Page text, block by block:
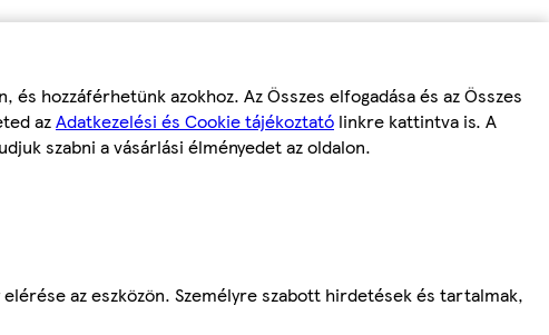
hozzáférhetünk azokhoz. Az Összes elfogadása és az Összes
azAdatkezelési és Cookie tájékoztató linkre kattintva is. A
szabni a vásárlási élményedet az oldalon.
az eszközön. Személyre szabott hirdetések és tartalmak,